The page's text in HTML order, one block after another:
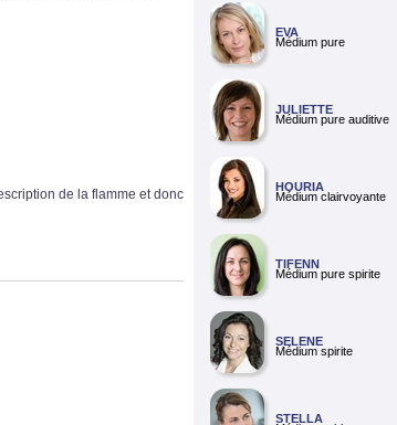
de la flamme et donc
EVA
Médium pure
JULIETTE
Médium pure auditive
HOURIA
Médium clairvoyante
TIFENN
Médium pure spirite
SELENE
Médium spirite
STELLA